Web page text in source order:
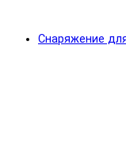
Снаряжение